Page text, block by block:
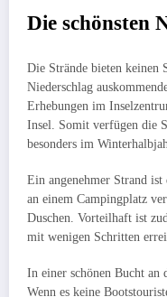
Die schönsten
Die Strände bieten keinen
Niederschlag
Erhebungen im
Insel. Somit verfügen die
besonders im
Ein angenehmer Strand ist
an einem Campingplatz
Duschen. Vorteilhaft ist
mit wenigen Schritten
In einer schönen Bucht an
Wenn es keine